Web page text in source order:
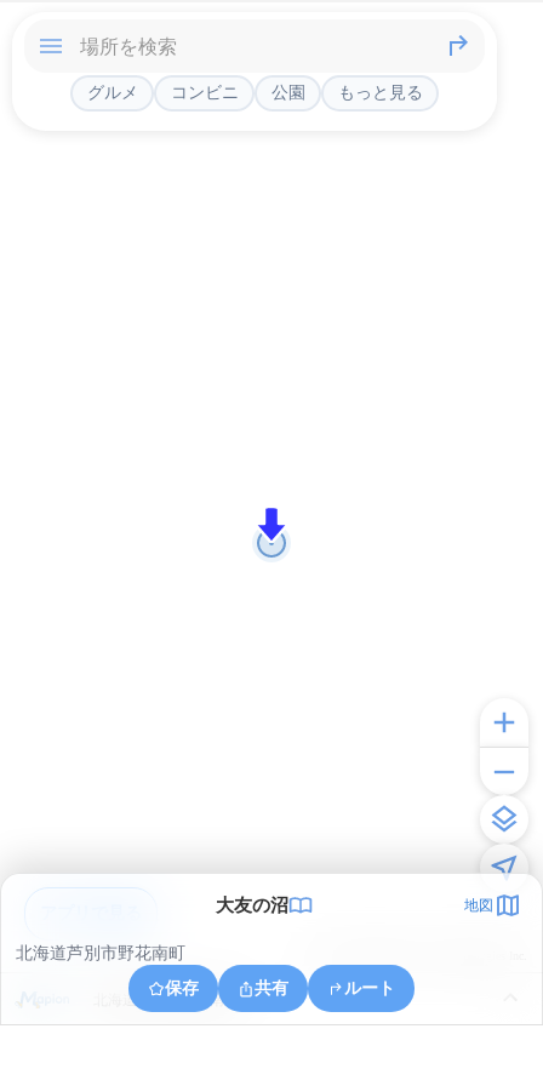
グルメ コンビニ 公園 もっと見る
大友の沼 地図
北海道芦別市野花南町
保存
共有 ルート
北海道芦別市野花南町